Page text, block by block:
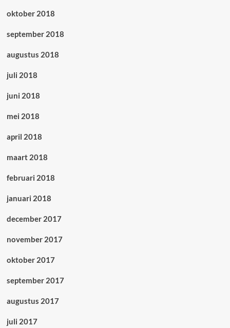
oktober 2018
september 2018
augustus 2018
juli 2018
juni 2018
mei 2018
april 2018
maart 2018
februari 2018
januari 2018
december 2017
november 2017
oktober 2017
september 2017
augustus 2017
juli 2017